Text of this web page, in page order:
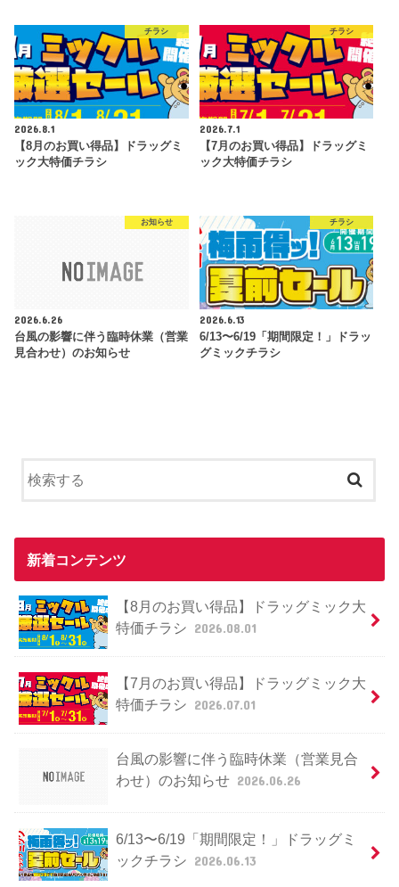
チラシ
2026.8.1
【8月のお買い得品】ドラッグミ
ック大特価チラシ
チラシ
2026.7.1
【7月のお買い得品】ドラッグミ
ック大特価チラシ
お知らせ
2026.6.26
台風の影響に伴う臨時休業（営業
見合わせ）のお知らせ
チラシ
2026.6.13
6/13〜6/19「期間限定！」ドラッ
グミックチラシ
新着コンテンツ
【8月のお買い得品】ドラッグミック大
特価チラシ 2026.08.01
【7月のお買い得品】ドラッグミック大
特価チラシ 2026.07.01
台風の影響に伴う臨時休業（営業見合
わせ）のお知らせ 2026.06.26
6/13〜6/19「期間限定！」ドラッグミ
ックチラシ 2026.06.13